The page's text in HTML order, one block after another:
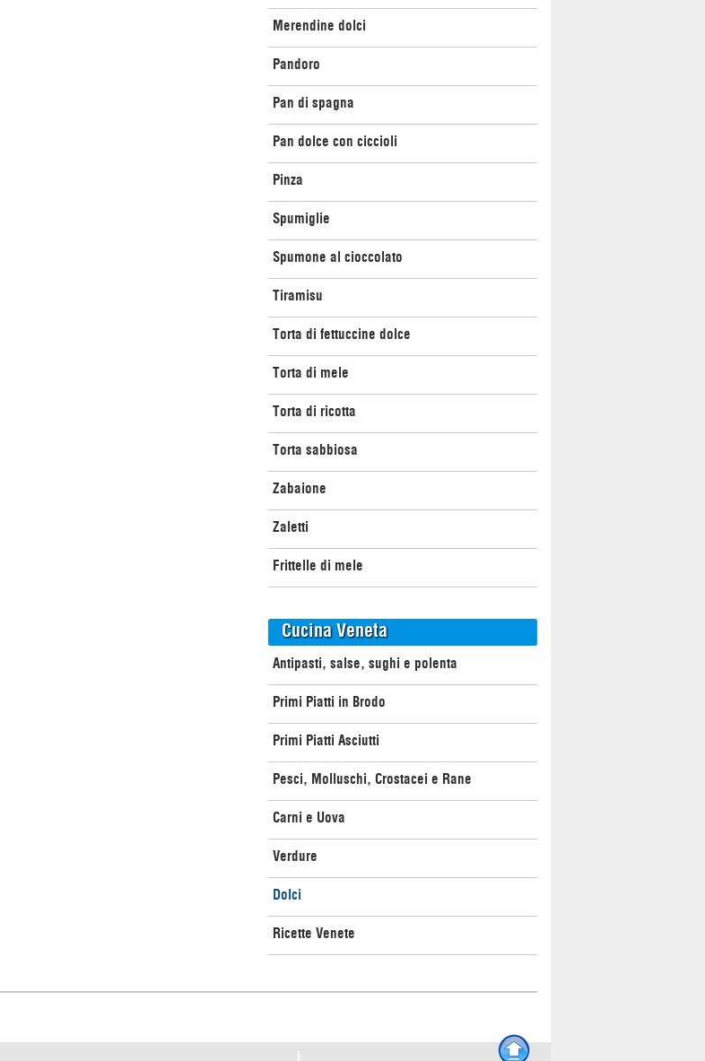
Merendine dolci
Pandoro
Pan di spagna
Pan dolce con ciccioli
Pinza
Spumiglie
Spumone al cioccolato
Tiramisu
Torta di fettuccine dolce
Torta di mele
Torta di ricotta
Torta sabbiosa
Zabaione
Zaletti
Frittelle di mele
Cucina Veneta
Antipasti, salse, sughi e polenta
Primi Piatti in Brodo
Primi Piatti Asciutti
Pesci, Molluschi, Crostacei e Rane
Carni e Uova
Verdure
Dolci
Ricette Venete